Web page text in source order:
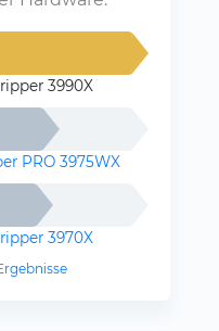
3990X
PRO 3975WX
3970X